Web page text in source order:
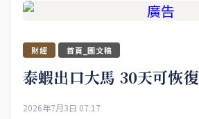
財經 首頁_圖文稿
泰蝦出口大馬 30天可恢復
2026年7月3日 07:17